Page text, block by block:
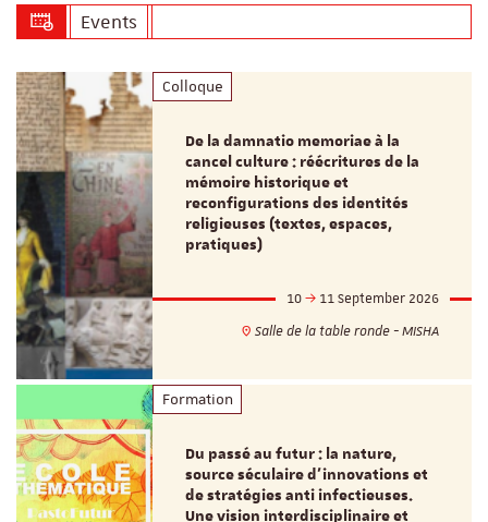
Events
Colloque
De la damnatio memoriae à la
cancel culture : réécritures de la
mémoire historique et
reconfigurations des identités
religieuses (textes, espaces,
pratiques)
10
11 September 2026
Salle de la table ronde - MISHA
Formation
Du passé au futur : la nature,
source séculaire d’innovations et
de stratégies anti infectieuses.
Une vision interdisciplinaire et